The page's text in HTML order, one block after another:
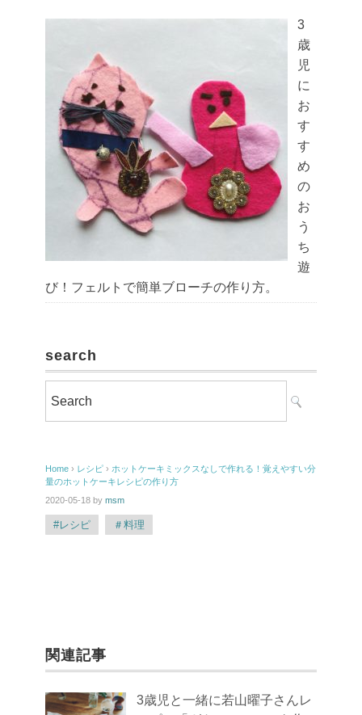
3
歳
児
に
お
す
す
め
の
お
う
ち
遊
び！フェルトで簡単ブローチの作り方。
search
Home › レシピ › ホットケーキミックスなしで作れる！覚えやすい分
量のホットケーキレシピの作り方
2020-05-18 by msm
#レシピ ＃料理
関連記事
3歳児と一緒に若山曜子さんレ